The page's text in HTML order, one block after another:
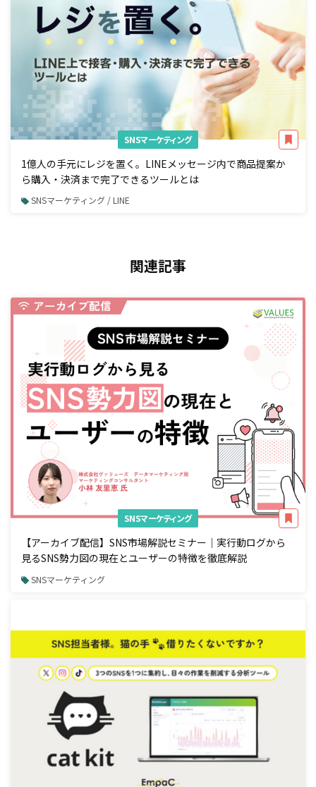
SNSマーケティング
1億人の手元にレジを置く。LINEメッセージ内で商品提案か
ら購入・決済まで完了できるツールとは
SNSマーケティング / LINE
関連記事
SNSマーケティング
【アーカイブ配信】SNS市場解説セミナー｜実行動ログから
見るSNS勢力図の現在とユーザーの特徴を徹底解説
SNSマーケティング